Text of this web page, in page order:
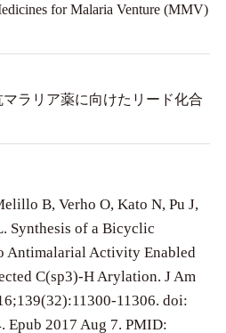
for Malaria Venture (MMV)
ラリア薬に向けたリード化合
B, Verho O, Kato N, Pu J,
Synthesis of a Bicyclic
Antimalarial Activity Enabled
C(sp3)-H Arylation. J Am
11306. doi:
Epub 2017 Aug 7. PMID: